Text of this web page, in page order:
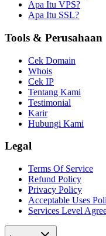
Apa Itu VPS?
Apa Itu SSL?
Tools & Perusahaan
Cek Domain
Whois
Cek IP
Tentang Kami
Testimonial
Karir
Hubungi Kami
Legal
Terms Of Service
Refund Policy
Privacy Policy
Acceptable Uses
Services Level